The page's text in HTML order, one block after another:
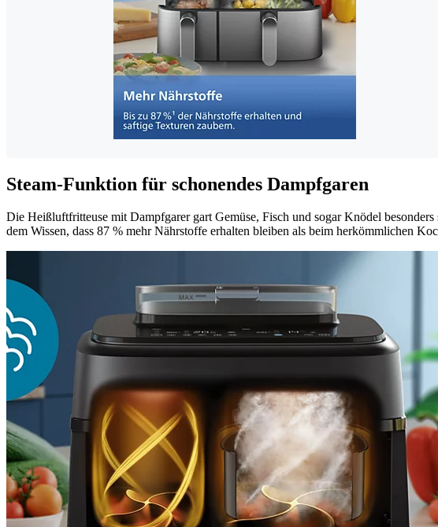
Steam-Funktion für schonendes Dampfgaren
Die Heißluftfritteuse mit Dampfgarer gart Gemüse, Fisch und sogar Knödel
dem Wissen, dass 87 % mehr Nährstoffe erhalten bleiben als beim herkömmlichen